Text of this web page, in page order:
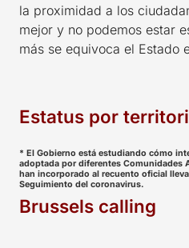
la proximidad a los
mejor y no podemos estar
más se equivoca el Estado
Estatus por
* El Gobierno está estudiando cómo
adoptada por diferentes Comunidades
han incorporado al recuento oficial
Seguimiento del coronavirus.
Brussels calling